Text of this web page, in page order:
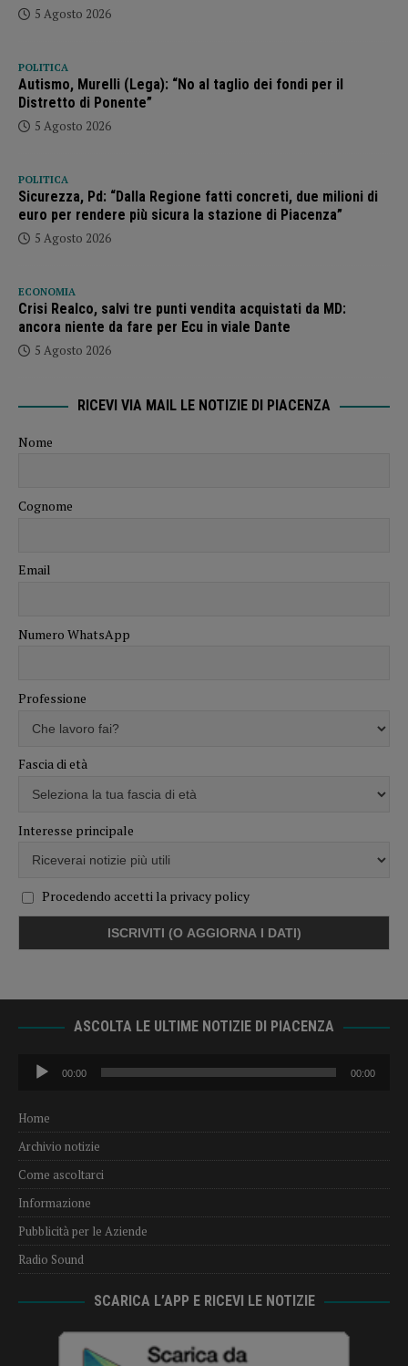
5 Agosto 2026
POLITICA
Autismo, Murelli (Lega): “No al taglio dei fondi per il
Distretto di Ponente”
5 Agosto 2026
POLITICA
Sicurezza, Pd: “Dalla Regione fatti concreti, due milioni di
euro per rendere più sicura la stazione di Piacenza”
5 Agosto 2026
ECONOMIA
Crisi Realco, salvi tre punti vendita acquistati da MD:
ancora niente da fare per Ecu in viale Dante
5 Agosto 2026
RICEVI VIA MAIL LE NOTIZIE DI PIACENZA
Nome
Cognome
Email
Numero WhatsApp
Professione
Fascia di età
Interesse principale
Procedendo accetti la privacy policy
ASCOLTA LE ULTIME NOTIZIE DI PIACENZA
Audio
Player
00:00 00:00
Home
Archivio notizie
Come ascoltarci
Informazione
Pubblicità per le Aziende
Radio Sound
SCARICA L’APP E RICEVI LE NOTIZIE